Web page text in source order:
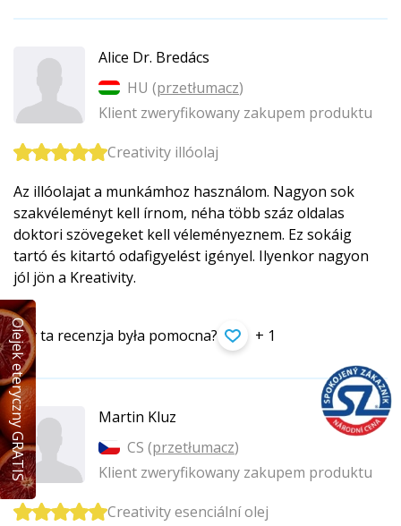
Alice Dr. Bredács
HU (przetłumacz)
Klient zweryfikowany zakupem produktu
Creativity illóolaj
Az illóolajat a munkámhoz használom. Nagyon sok
szakvéleményt kell írnom, néha több száz oldalas
doktori szövegeket kell véleményeznem. Ez sokáig
tartó és kitartó odafigyelést igényel. Ilyenkor nagyon
jól jön a Kreativity.
Czy ta recenzja była pomocna? + 1
Martin Kluz
CS (przetłumacz)
Klient zweryfikowany zakupem produktu
Creativity esenciální olej
Olejek eteryczny GRATIS